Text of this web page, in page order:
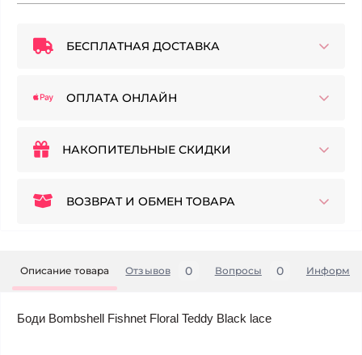
БЕСПЛАТНАЯ ДОСТАВКА
ОПЛАТА ОНЛАЙН
НАКОПИТЕЛЬНЫЕ СКИДКИ
ВОЗВРАТ И ОБМЕН ТОВАРА
Описание товара Отзывов 0 Вопросы 0
Боди Bombshell Fishnet Floral Teddy Black lace